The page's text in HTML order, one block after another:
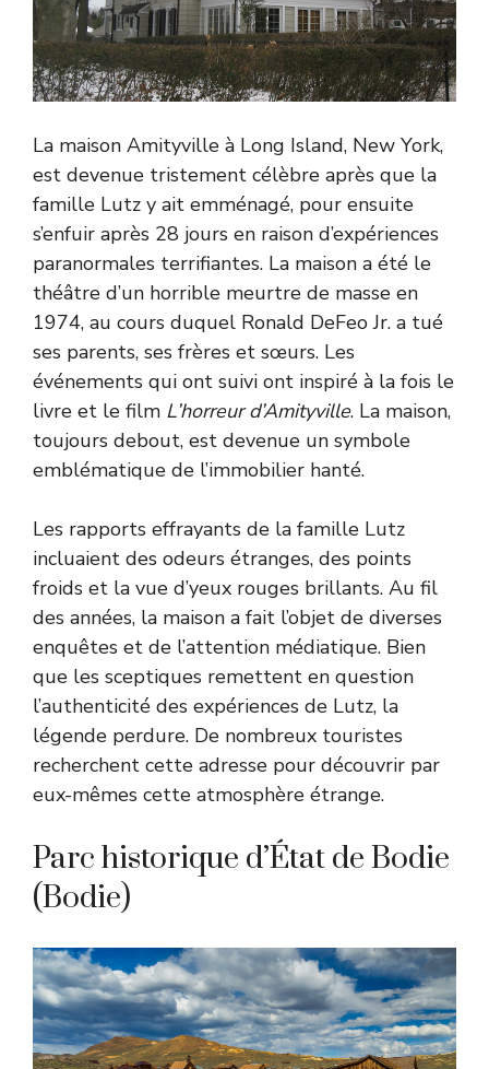
La maison Amityville à Long Island, New York,
est devenue tristement célèbre après que la
famille Lutz y ait emménagé, pour ensuite
s’enfuir après 28 jours en raison d’expériences
paranormales terrifiantes. La maison a été le
théâtre d’un horrible meurtre de masse en
1974, au cours duquel Ronald DeFeo Jr. a tué
ses parents, ses frères et sœurs. Les
événements qui ont suivi ont inspiré à la fois le
livre et le film L’horreur d’Amityville. La maison,
toujours debout, est devenue un symbole
emblématique de l’immobilier hanté.
Les rapports effrayants de la famille Lutz
incluaient des odeurs étranges, des points
froids et la vue d’yeux rouges brillants. Au fil
des années, la maison a fait l’objet de diverses
enquêtes et de l’attention médiatique. Bien
que les sceptiques remettent en question
l’authenticité des expériences de Lutz, la
légende perdure. De nombreux touristes
recherchent cette adresse pour découvrir par
eux-mêmes cette atmosphère étrange.
Parc historique d’État de Bodie
(Bodie)